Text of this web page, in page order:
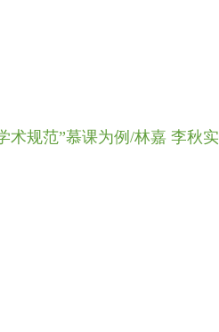
规范”慕课为例/林嘉 李秋实